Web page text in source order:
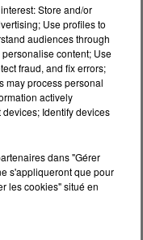
Store and/or
Use profiles to
audiences through
content; Use
fraud, and fix errors;
may process personal
actively
Identify devices
dans "Gérer
s'appliqueront que pour
les cookies" situé en